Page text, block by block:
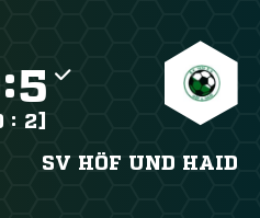
:
: 2]
SV HÖF UND HAID